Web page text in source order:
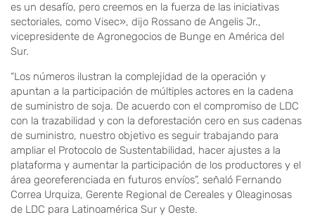
es un desafío, pero creemos en la fuerza de las iniciativas
sectoriales, como Visec», dijo Rossano de Angelis Jr.,
vicepresidente de Agronegocios de Bunge en América del
Sur.
“Los números ilustran la complejidad de la operación y
apuntan a la participación de múltiples actores en la cadena
de suministro de soja. De acuerdo con el compromiso de LDC
con la trazabilidad y con la deforestación cero en sus cadenas
de suministro, nuestro objetivo es seguir trabajando para
ampliar el Protocolo de Sustentabilidad, hacer ajustes a la
plataforma y aumentar la participación de los productores y el
área georeferenciada en futuros envíos”, señaló Fernando
Correa Urquiza, Gerente Regional de Cereales y Oleaginosas
de LDC para Latinoamérica Sur y Oeste.